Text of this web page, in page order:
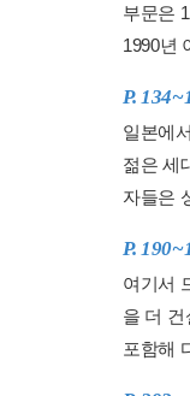
부문은
1990년
P.
일본에
젊은 세
자들은
P.
여기서
을 더
포함해